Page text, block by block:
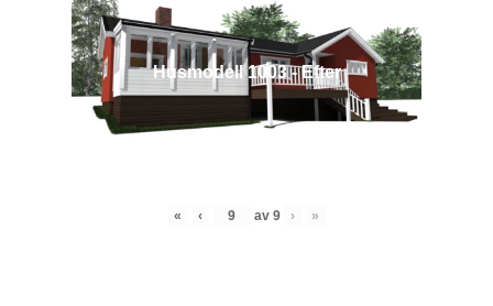
Husmodell 1003 - Efter
« ‹ av 9 › »